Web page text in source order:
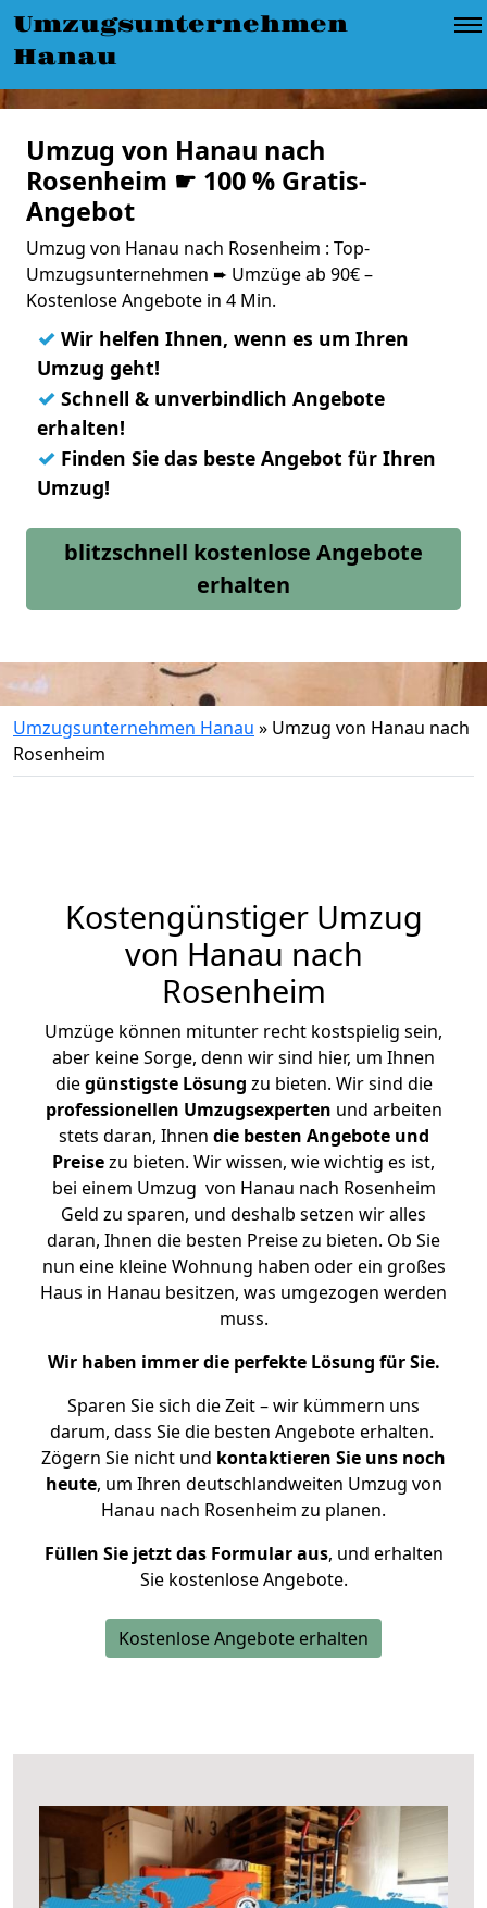
Umzugsunternehmen
Hanau
Umzug von Hanau nach
Rosenheim ☛ 100 % Gratis-
Angebot
Umzug von Hanau nach Rosenheim : Top-
Umzugsunternehmen ➨ Umzüge ab 90€ –
Kostenlose Angebote in 4 Min.
✓ Wir helfen Ihnen, wenn es um Ihren
Umzug geht!
✓ Schnell & unverbindlich Angebote
erhalten!
✓ Finden Sie das beste Angebot für Ihren
Umzug!
blitzschnell kostenlose Angebote
erhalten
Umzugsunternehmen Hanau » Umzug von Hanau nach
Rosenheim
Kostengünstiger Umzug
von Hanau nach
Rosenheim
Umzüge können mitunter recht kostspielig sein,
aber keine Sorge, denn wir sind hier, um Ihnen
diegünstigste Lösung zu bieten. Wir sind die
professionellen Umzugsexperten und arbeiten
stets daran, Ihnen die besten Angebote und
Preisezu bieten. Wir wissen, wie wichtig es ist,
bei einem Umzug von Hanau nach Rosenheim
Geld zu sparen, und deshalb setzen wir alles
daran, Ihnen die besten Preise zu bieten. Ob Sie
nun eine kleine Wohnung haben oder ein großes
Haus in Hanau besitzen, was umgezogen werden
muss.
Wir haben immer die perfekte Lösung für Sie.
Sparen Sie sich die Zeit – wir kümmern uns
darum, dass Sie die besten Angebote erhalten.
Zögern Sie nicht und kontaktieren Sie uns noch
heute, um Ihren deutschlandweiten Umzug von
Hanau nach Rosenheim zu planen.
Füllen Sie jetzt das Formular aus, und erhalten
Sie kostenlose Angebote.
Kostenlose Angebote erhalten